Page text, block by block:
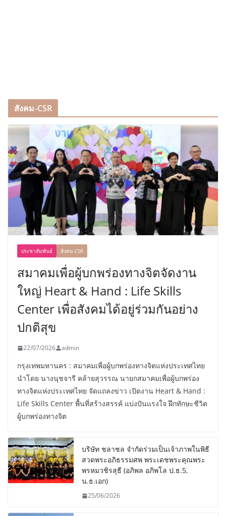
สังคม-CSR
ประชาสัมพันธ์ สังคม-CSR
สมาคมเพื่อผู้บกพร่องทางจิตจัดงาน
ใหญ่ Heart & Hand : Life Skills
Center เพื่อสังคมได้อยู่ร่วมกันอย่าง
ปกติสุข
22/07/2026 admin
กรุงเทพมหานคร : สมาคมเพื่อผู้บกพร่องทางจิตแห่งประเทศไทย
นำโดย นางนุชจารี คล้ายสุวรรณ นายกสมาคมเพื่อผู้บกพร่อง
ทางจิตแห่งประเทศไทย จัดแถลงข่าว เปิดงาน Heart & Hand :
Life Skills Center พื้นที่สร้างสรรค์ แบ่งปันแรงใจ ฝึกทักษะชีวิต
ผู้บกพร่องทางจิต
บริษัท ชลาชล จำกัดร่วมเป็นเจ้าภาพในพิธี
สวดพระอภิธรรมศพ พระเดชพระคุณพระ
พรหมวชิรสุธี (อภิพล อภิพโล ป.ธ.5,
น.ธ.เอก)
25/06/2026